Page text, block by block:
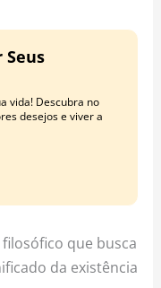
t
Seus
vida! Descubra no
desejos e viver a
que busca
da existência